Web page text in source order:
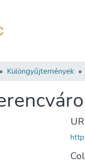
Különgyűjtemények